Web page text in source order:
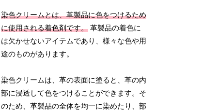
染色クリームとは、革製品に色をつけるため
に使用される着色剤です。 革製品の着色に
は欠かせないアイテムであり、様々な色や用
途のものがあります。
染色クリームは、革の表面に塗ると、革の内
部に浸透して色をつけることができます。そ
のため、革製品の全体を均一に染めたり、部